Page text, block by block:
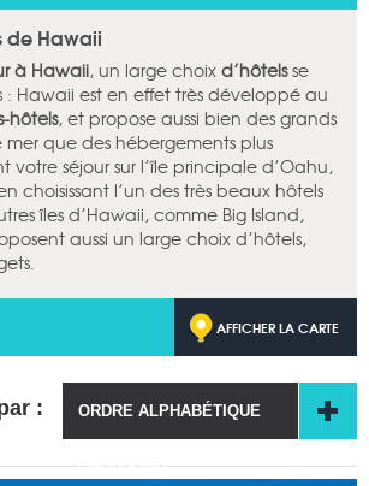
de Hawaii
à Hawaii, un large choix d’hôtelsse
: Hawaii est en effet très développé au
hôtels, et propose aussi bien des grands
mer que des hébergements plus
votre séjour sur l’île principale d’Oahu,
choisissant l’un des très beaux hôtels
îles d’Hawaii, comme Big Island,
aussi un large choix d’hôtels,
AFFICHER LA CARTE
: ORDRE ALPHABÉTIQUE
CROISSANT